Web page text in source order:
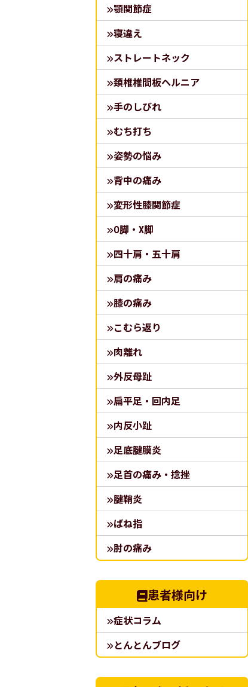
顎関節症
寝違え
ストレートネック
頚椎椎間板ヘルニア
手のしびれ
むち打ち
姿勢の悩み
背中の痛み
変形性膝関節症
O脚・X脚
四十肩・五十肩
肩の痛み
膝の痛み
こむら返り
肉離れ
外反母趾
扁平足・回内足
内反小趾
足底腱膜炎
足首の痛み・捻挫
腱鞘炎
ばね指
肘の痛み
患者様向け
症状コラム
とんとんブログ